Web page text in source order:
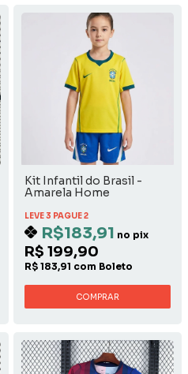
Kit Infantil do Brasil -
Amarela Home
LEVE 3 PAGUE 2
R$183,91 no pix
R$ 199,90
R$ 183,91 com Boleto
COMPRAR